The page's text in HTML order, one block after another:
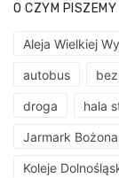
O CZYM PISZEMY
Aleja Wielkiej
autobus
droga hala
Jarmark
Koleje